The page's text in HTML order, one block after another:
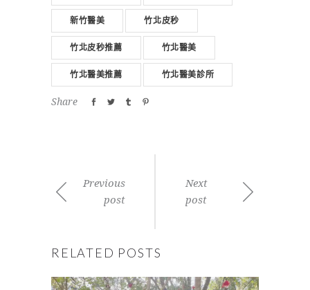
新竹醫美 竹北皮秒
竹北皮秒推薦 竹北醫美
竹北醫美推薦 竹北醫美診所
Share
Previous
post
Next
post
RELATED POSTS